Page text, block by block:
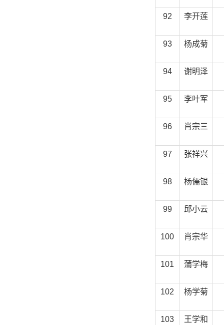
92 李开莲
93 杨成菊
94 谢明泽
95 李叶军
96 肖宗三
97 张祥兴
98 杨儒银
99 邱小云
100 肖宗华
101 蒲学梅
102 杨学菊
103 王学和